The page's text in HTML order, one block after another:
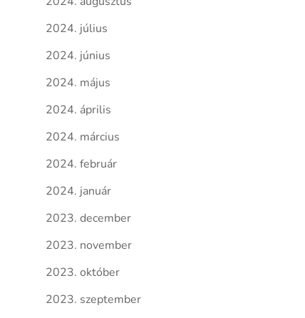
2024. július
2024. június
2024. május
2024. április
2024. március
2024. február
2024. január
2023. december
2023. november
2023. október
2023. szeptember